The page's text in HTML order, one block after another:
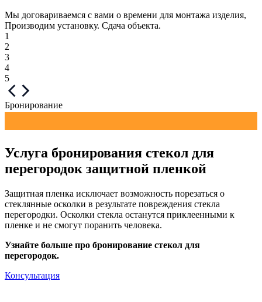
Мы договариваемся с вами о времени для монтажа изделия,
Производим установку. Сдача объекта.
1
2
3
4
5
Бронирование
Услуга бронирования стекол для
перегородок защитной пленкой
Защитная пленка исключает возможность порезаться о
стеклянные осколки в результате повреждения стекла
перегородки. Осколки стекла останутся приклеенными к
пленке и не смогут поранить человека.
Узнайте больше про бронирование стекол для
перегородок.
Консультация